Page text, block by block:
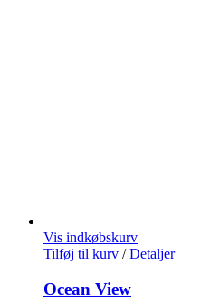
Vis indkøbskurv
Tilføj til kurv / Detaljer
Ocean View